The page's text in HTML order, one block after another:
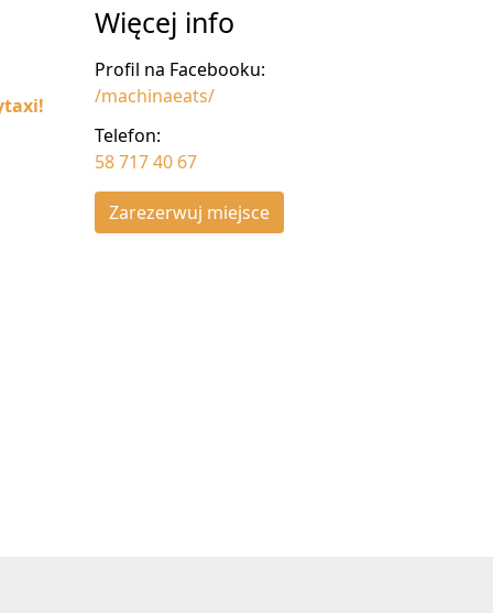
Więcej info
Profil na Facebooku:
/machinaeats/
Telefon:
58 717 40 67
Zarezerwuj miejsce